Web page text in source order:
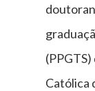
Católica